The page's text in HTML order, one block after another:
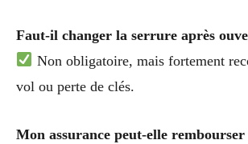
Faut-il changer la serrure après
Non obligatoire, mais fortement
vol ou perte de clés.
Mon assurance peut-elle